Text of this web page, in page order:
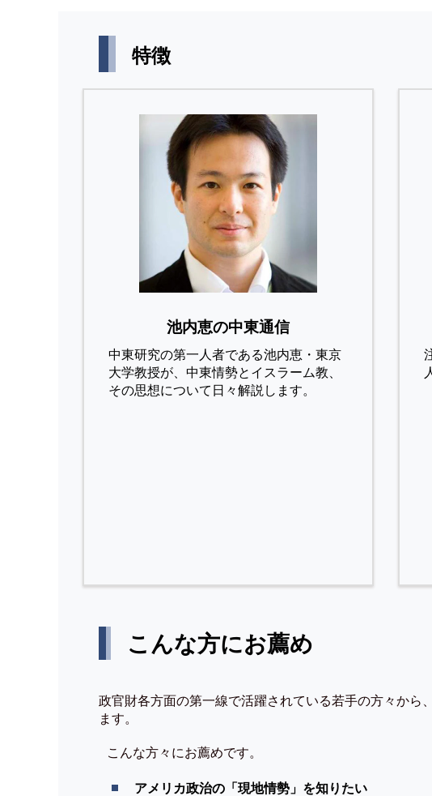
特徴
池内恵の中東通信
中東研究の第⼀⼈者である池内恵・東京
⼤学教授が、中東情勢とイスラーム教、
その思想について⽇々解説します。
こんな方にお薦め
政官財各方面の第一線で活躍されている若手の方々から
ます。
こんな方々にお薦めです。
アメリカ政治の「現地情勢」を知りたい